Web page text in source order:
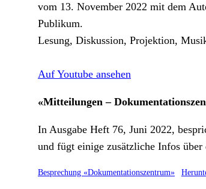
vom 13. November 2022 mit dem
Publikum.
Lesung, Diskussion, Projektion,
Auf Youtube ansehen
«Mitteilungen –
In Ausgabe Heft 76, Juni 2022,
und fügt einige zusätzliche Infos über
Besprechung «Dokumentationszentrum»